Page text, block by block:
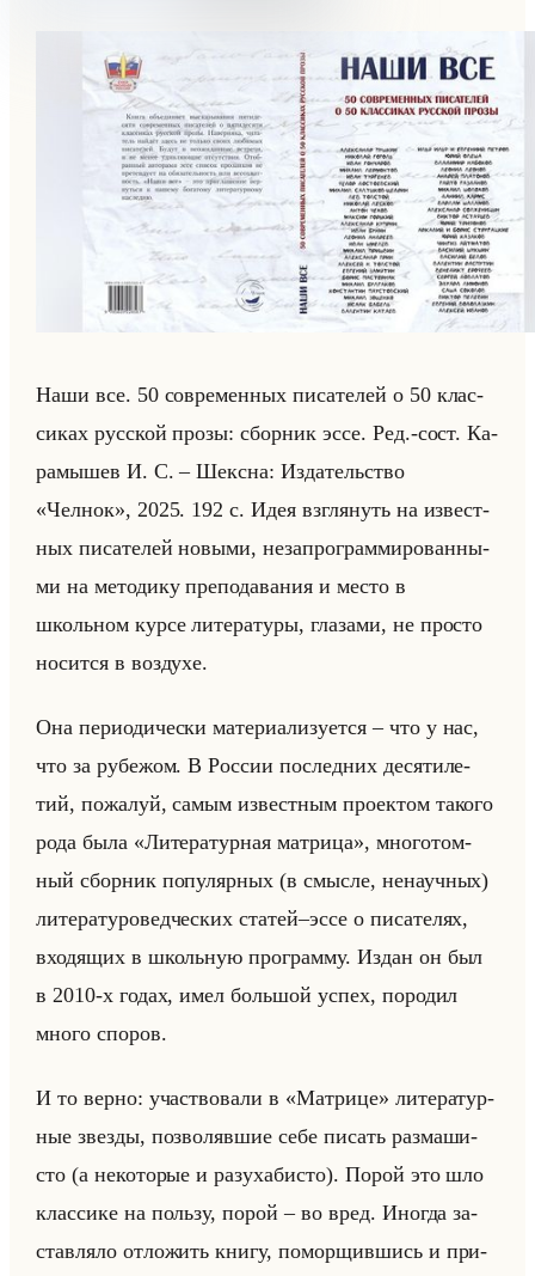
Наши все. 50 со­вре­мен­ных пи­са­те­лей о 50 клас­
си­ках рус­ской прозы: сбор­ник эссе. Ред.-сост. Ка­
ра­мы­шев И. С. – Шекс­на: Из­да­тельство
«Челнок», 2025. 192 с. Идея взгля­нуть на из­вест­
ных пи­са­те­лей но­вы­ми, неза­про­грам­ми­ро­ван­ны­
ми на ме­то­ди­ку пре­по­да­ва­ния и место в
школьном курсе ли­те­ра­ту­ры, гла­за­ми, не про­сто
но­сит­ся в воз­ду­хе.
Она пе­ри­оди­че­ски ма­те­ри­али­зу­ет­ся – что у нас,
что за ру­бе­жом. В Рос­сии по­след­них де­ся­ти­ле­
тий, по­жа­луй, самым из­вест­ным про­ек­том та­ко­го
рода была «Литературная матрица», мно­го­том­
ный сбор­ник по­пу­ляр­ных (в смыс­ле, нена­уч­ных)
ли­те­ра­ту­ро­вед­че­ских ста­тей–эссе о пи­са­те­лях,
вхо­дя­щих в школьную про­грам­му. Издан он был
в 2010-х годах, имел большой успех, по­ро­дил
много спо­ров.
И то верно: участ­во­ва­ли в «Матрице» ли­те­ра­тур­
ные звез­ды, поз­во­ляв­шие себе пи­сать раз­ма­ши­
сто (а неко­то­рые и ра­зу­ха­би­сто). Порой это шло
клас­си­ке на пользу, порой – во вред. Ино­гда за­
став­ля­ло от­ло­жить книгу, по­мор­щив­шись и при­